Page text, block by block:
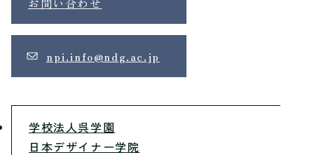
npi.info@ndg.ac.jp
学校法人呉学園
日本デザイナー学院